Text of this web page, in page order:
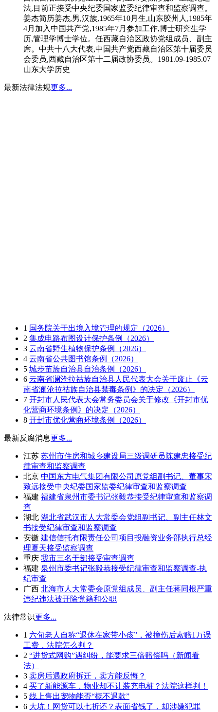
法,目前正接受中央纪委国家监委纪律审查和监察调查。
姜杰简历姜杰,男,汉族,1965年10月生,山东胶州人,1985年
4月加入中国共产党,1985年7月参加工作,博士研究生学
历,管理学博士学位。任西藏自治区政协党组成员、副主
席。中共十八大代表,中国共产党西藏自治区第十届委员
会委员,西藏自治区第十二届政协委员。1981.09-1985.07
山东大学历史
最新法律法规更多...
1 国务院关于出境入境管理的规定（2026）
2 集成电路布图设计保护条例（2026）
3 云南省野生植物保护条例（2026）
4 云南省公共图书馆条例（2026）
5 城步苗族自治县自治条例（2026）
6 云南省澜沧拉祜族自治县人民代表大会关于废止《云
南省澜沧拉祜族自治县禁毒条例》的决定（2026）
7 开封市人民代表大会常务委员会关于修改《开封市优
化营商环境条例》的决定（2026）
8 开封市优化营商环境条例（2026）
最新反腐消息更多...
江苏 苏州市住房和城乡建设局三级调研员陈建忠接受纪
律审查和监察调查
北京 中国东方电气集团有限公司原党组副书记、董事宋
致远接受中央纪委国家监委纪律审查和监察调查
福建 福建省泉州市委书记张毅恭接受纪律审查和监察调
查
湖北 湖北省武汉市人大常委会党组副书记、副主任林文
书接受纪律审查和监察调查
安徽 建信信托有限责任公司项目投融资业务部执行总经
理夏天接受监察调查
重庆 我市三名干部接受审查调查
福建 泉州市委书记张毅恭接受纪律审查和监察调查-执
纪审查
广西 北海市人大常委会原党组成员、副主任蒋同根严重
违纪违法被开除党籍和公职
法律常识更多...
1 六旬老人自称“退休在家带小孩”，被撞伤后索赔1万误
工费，法院怎么判？
2 “进货式网购”遇纠纷，能要求三倍赔偿吗（新闻看
法）
3 卖房后遇政府拆迁，卖方能反悔？
4 买了新能源车，物业却不让装充电桩？法院这样判！
5 线上售出宠物能否“概不退款”
6 大坑！网贷可以七折还？表面省钱了，却涉嫌犯罪